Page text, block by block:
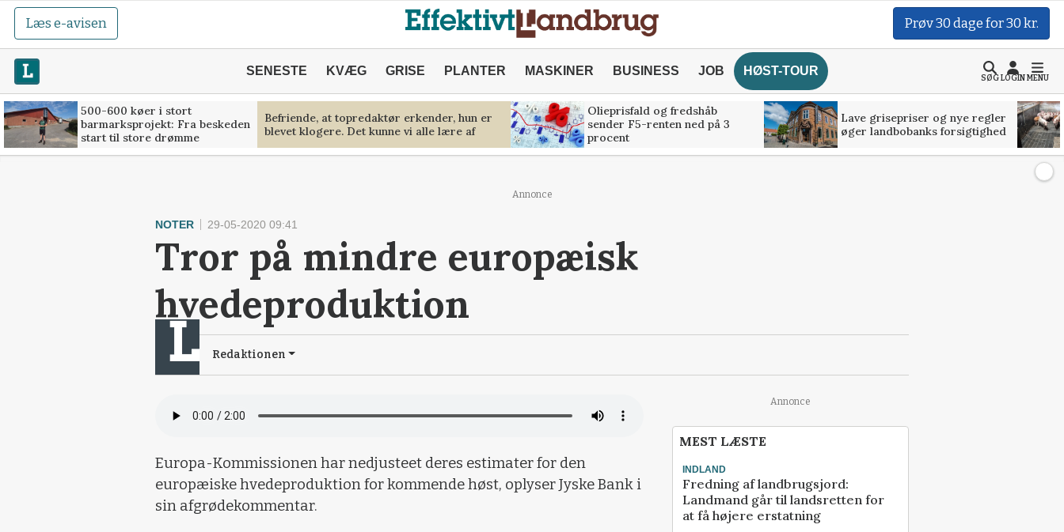
Læs e-avisen Prøv 30 dage for 30 kr.
SENESTE KVÆG GRISE PLANTER MASKINER BUSINESS JOB HØST-TOUR
SØGLOGINMENU
500-600 køer i stort
barmarksprojekt: Fra beskeden
start til store drømme
Befriende, at topredaktør erkender, hun er
blevet klogere. Det kunne vi alle lære af
Olieprisfald og fredshåb
sender F5-renten ned på 3
procent
Lave grisepriser og nye regler
øger landbobanks forsigtighed
Annonce
NOTER 29-05-2020 09:41
Tror på mindre europæisk
hvedeproduktion
Redaktionen
Europa-Kommissionen har nedjusteet deres estimater for den
europæiske hvedeproduktion for kommende høst, oplyser Jyske Bank i
sin afgrødekommentar.
Annonce
MEST LÆSTE
INDLAND
Fredning af landbrugsjord:
Landmand går til landsretten for
at få højere erstatning